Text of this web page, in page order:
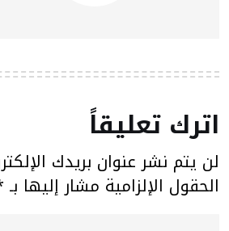
اترك تعليقاً
لن يتم نشر عنوان بريدك
الحقول الإلزامية مشار إليها بـ